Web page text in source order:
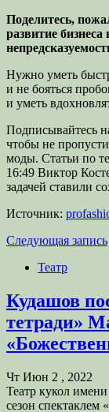
Поделитесь,
развитие
Нужно уметь
и не бояться
и уметь
Подписывайтесь
чтобы не
моды. Статьи по
16:49 Виктор
задачей ставили
Источник:
Следующая запись
Театр
Кудашов
тетради»
Чт Июн 2 , 2022
Театр кукол
сезон спектаклем